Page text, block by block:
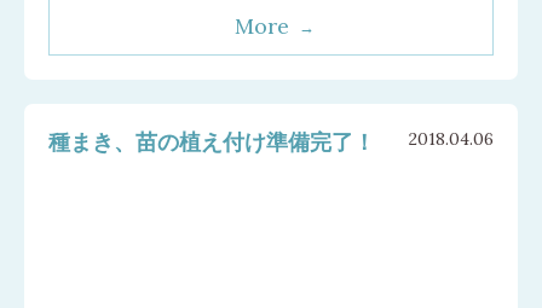
場産を使用します。 マルチに穴を開け、土を平らにならし、ばら撒
More
種まき、苗の植え付け準備完了！ 2018.04.06